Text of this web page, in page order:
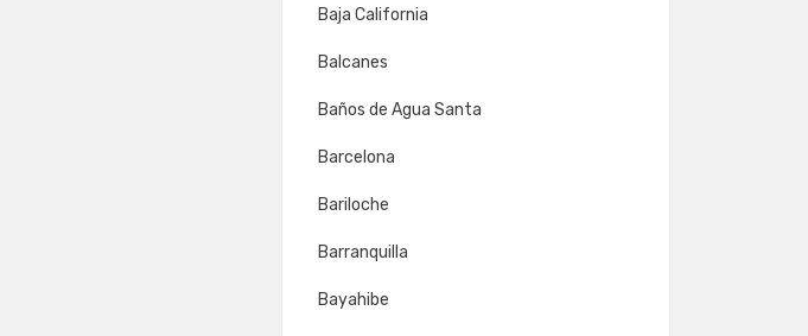
Baja California
Balcanes
Baños de Agua Santa
Barcelona
Bariloche
Barranquilla
Bayahibe